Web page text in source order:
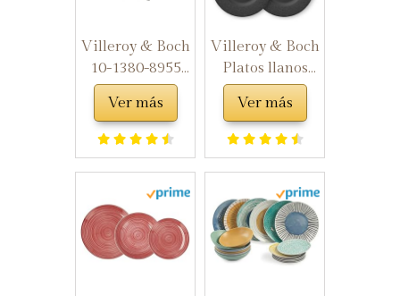
Aptos para el
Microondas y
Lavavajillas -
20,3 cm
Villeroy & Boch
10-1380-8955
Juego de
vajilla,
Porcelana,
Juego de
vajillas|36
piezas
Ver más
Villeroy & Boch
Platos llanos
Manufacture
Rock, 6 platos,
porcelana
Premium, apto
para
lavavajillas y
microondas,
negro
Ver más